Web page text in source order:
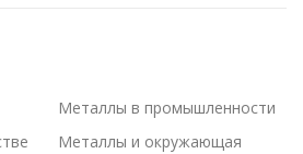
Металлы в промышленности
Металлы и окружающая